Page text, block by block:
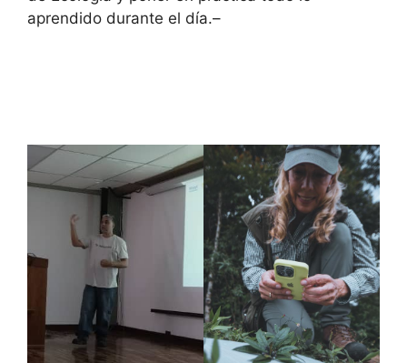
aprendido durante el día.–